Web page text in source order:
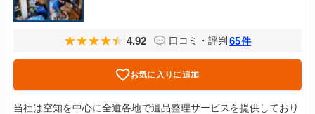
4.92 口コミ・評判 65件
お気に入りに追加
当社は空知を中心に全道各地で遺品整理サービスを提供しており